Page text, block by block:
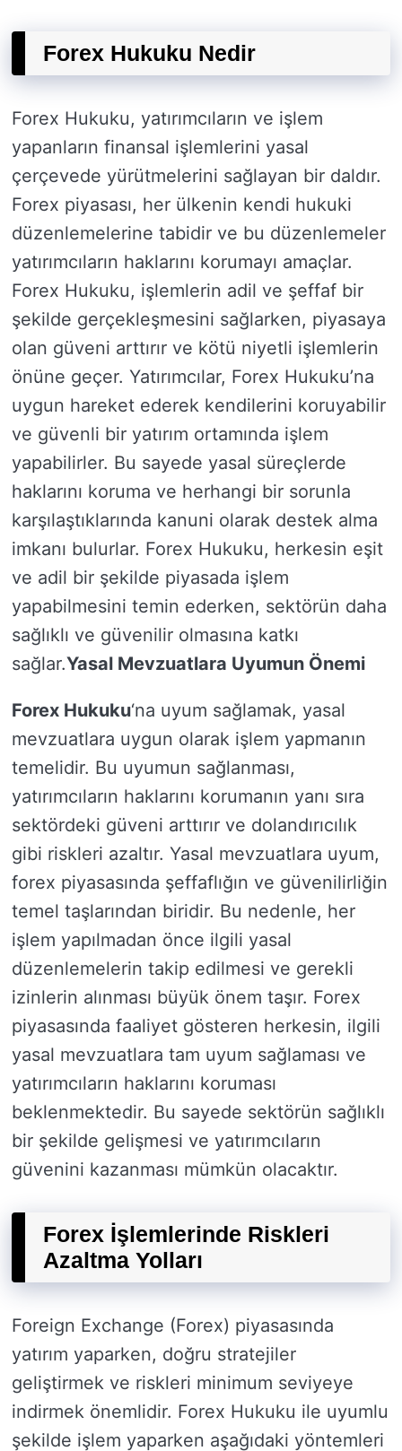
Forex Hukuku Nedir
Forex Hukuku, yatırımcıların ve işlem
yapanların finansal işlemlerini yasal
çerçevede yürütmelerini sağlayan bir daldır.
Forex piyasası, her ülkenin kendi hukuki
düzenlemelerine tabidir ve bu düzenlemeler
yatırımcıların haklarını korumayı amaçlar.
Forex Hukuku, işlemlerin adil ve şeffaf bir
şekilde gerçekleşmesini sağlarken, piyasaya
olan güveni arttırır ve kötü niyetli işlemlerin
önüne geçer. Yatırımcılar, Forex Hukuku’na
uygun hareket ederek kendilerini koruyabilir
ve güvenli bir yatırım ortamında işlem
yapabilirler. Bu sayede yasal süreçlerde
haklarını koruma ve herhangi bir sorunla
karşılaştıklarında kanuni olarak destek alma
imkanı bulurlar. Forex Hukuku, herkesin eşit
ve adil bir şekilde piyasada işlem
yapabilmesini temin ederken, sektörün daha
sağlıklı ve güvenilir olmasına katkı
sağlar.Yasal Mevzuatlara Uyumun Önemi
Forex Hukuku‘na uyum sağlamak, yasal
mevzuatlara uygun olarak işlem yapmanın
temelidir. Bu uyumun sağlanması,
yatırımcıların haklarını korumanın yanı sıra
sektördeki güveni arttırır ve dolandırıcılık
gibi riskleri azaltır. Yasal mevzuatlara uyum,
forex piyasasında şeffaflığın ve güvenilirliğin
temel taşlarından biridir. Bu nedenle, her
işlem yapılmadan önce ilgili yasal
düzenlemelerin takip edilmesi ve gerekli
izinlerin alınması büyük önem taşır. Forex
piyasasında faaliyet gösteren herkesin, ilgili
yasal mevzuatlara tam uyum sağlaması ve
yatırımcıların haklarını koruması
beklenmektedir. Bu sayede sektörün sağlıklı
bir şekilde gelişmesi ve yatırımcıların
güvenini kazanması mümkün olacaktır.
Forex İşlemlerinde Riskleri
Azaltma Yolları
Foreign Exchange (Forex) piyasasında
yatırım yaparken, doğru stratejiler
geliştirmek ve riskleri minimum seviyeye
indirmek önemlidir. Forex Hukuku ile uyumlu
şekilde işlem yaparken aşağıdaki yöntemleri